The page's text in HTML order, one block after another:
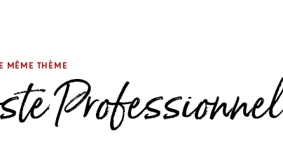
MÊME THÈME
Professionnel